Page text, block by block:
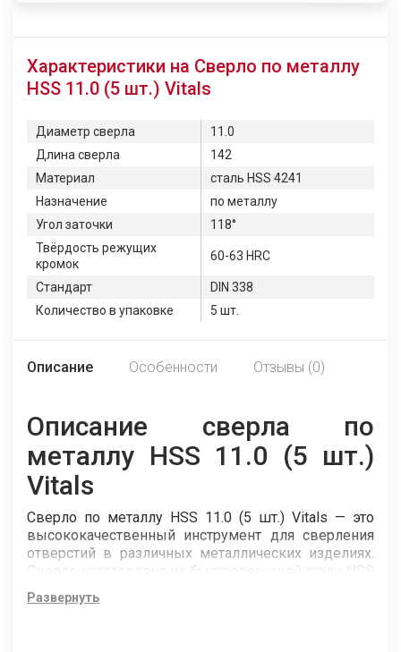
Характеристики на Сверло по металлу
HSS 11.0 (5 шт.) Vitals
Диаметр сверла
11.0
Длина сверла
142
Материал
сталь HSS 4241
Назначение
по металлу
Угол заточки
118°
Твёрдость режущих
кромок
60-63 HRC
Стандарт
DIN 338
Количество в упаковке
5 шт.
Описание Особенности Отзывы (0)
Описание сверла по
металлу HSS 11.0 (5 шт.)
Vitals
Сверло по металлу HSS 11.0 (5 шт.) Vitals — это
высококачественный инструмент для сверления
отверстий в различных металлических изделиях.
Сверло изготовлено из быстрорежущей стали HSS
4241, которая обладает высокой твёрдостью,
износостойкостью и термостабильностью. Сверло
Развернуть